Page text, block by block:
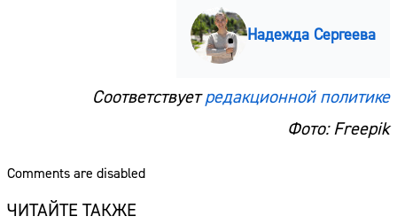
Надежда Сергеева
Соответствуетредакционной политике
Фото: Freepik
Comments are disabled
ЧИТАЙТЕ ТАКЖЕ